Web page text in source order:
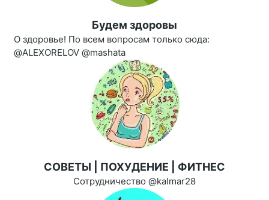
Будем здоровы
О здоровье! По всем вопросам только сюда:
@ALEXORELOV @mashata
СОВЕТЫ | ПОХУДЕНИЕ | ФИТНЕС
Сотрудничество @kalmar28